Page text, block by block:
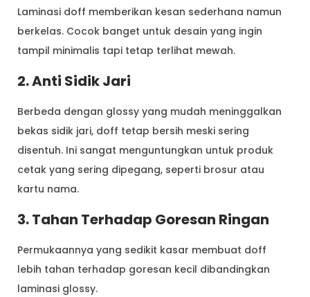
Laminasi doff memberikan kesan sederhana namun
berkelas. Cocok banget untuk desain yang ingin
tampil minimalis tapi tetap terlihat mewah.
2. Anti Sidik Jari
Berbeda dengan glossy yang mudah meninggalkan
bekas sidik jari, doff tetap bersih meski sering
disentuh. Ini sangat menguntungkan untuk produk
cetak yang sering dipegang, seperti brosur atau
kartu nama.
3. Tahan Terhadap Goresan Ringan
Permukaannya yang sedikit kasar membuat doff
lebih tahan terhadap goresan kecil dibandingkan
laminasi glossy.